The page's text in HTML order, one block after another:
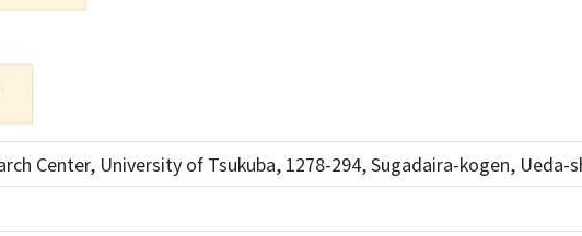
Center, University of Tsukuba, 1278-294, Sugadaira-kogen, Ueda-